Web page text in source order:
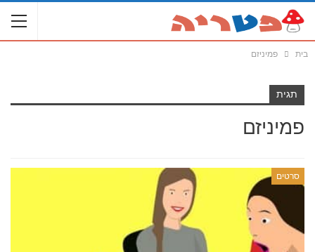
בית פמיניזם
תגית
פמיניזם
סרטים